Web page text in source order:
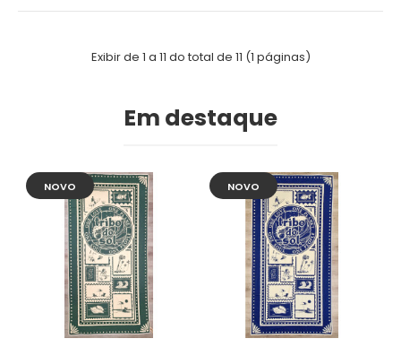
Exibir de 1 a 11 do total de 11 (1 páginas)
Em destaque
NOVO NOVO